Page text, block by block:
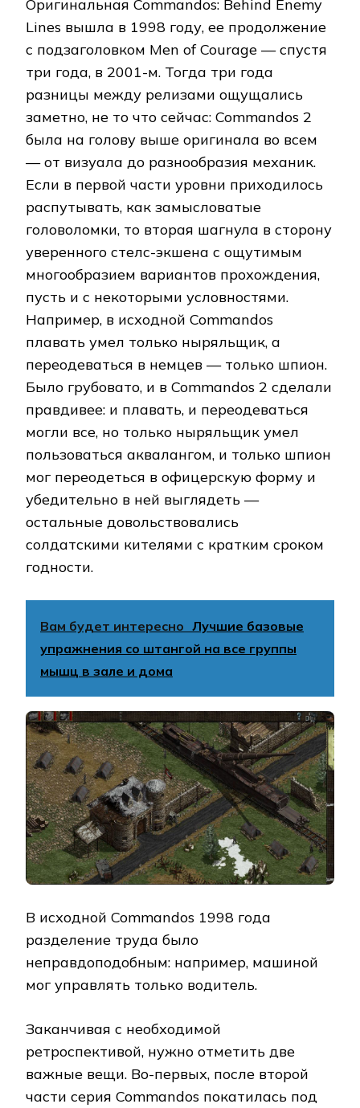
Оригинальная Commandos: Behind Enemy
Lines вышла в 1998 году, ее продолжение
с подзаголовком Men of Courage — спустя
три года, в 2001-м. Тогда три года
разницы между релизами ощущались
заметно, не то что сейчас: Commandos 2
была на голову выше оригинала во всем
— от визуала до разнообразия механик.
Если в первой части уровни приходилось
распутывать, как замысловатые
головоломки, то вторая шагнула в сторону
уверенного стелс-экшена с ощутимым
многообразием вариантов прохождения,
пусть и с некоторыми условностями.
Например, в исходной Commandos
плавать умел только ныряльщик, а
переодеваться в немцев — только шпион.
Было грубовато, и в Commandos 2 сделали
правдивее: и плавать, и переодеваться
могли все, но только ныряльщик умел
пользоваться аквалангом, и только шпион
мог переодеться в офицерскую форму и
убедительно в ней выглядеть —
остальные довольствовались
солдатскими кителями с кратким сроком
годности.
Вам будет интересно Лучшие базовые
упражнения со штангой на все группы
мышц в зале и дома
В исходной Commandos 1998 года
разделение труда было
неправдоподобным: например, машиной
мог управлять только водитель.
Заканчивая с необходимой
ретроспективой, нужно отметить две
важные вещи. Во-первых, после второй
части серия Commandos покатилась под